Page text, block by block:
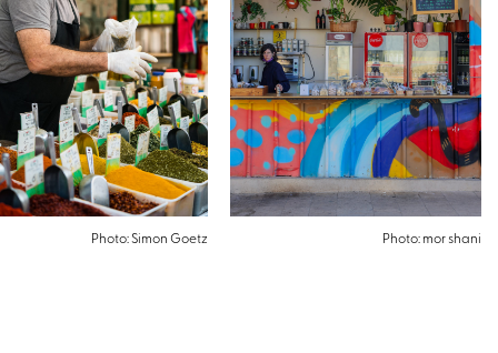
Photo: mor shani
Photo: Simon Goetz